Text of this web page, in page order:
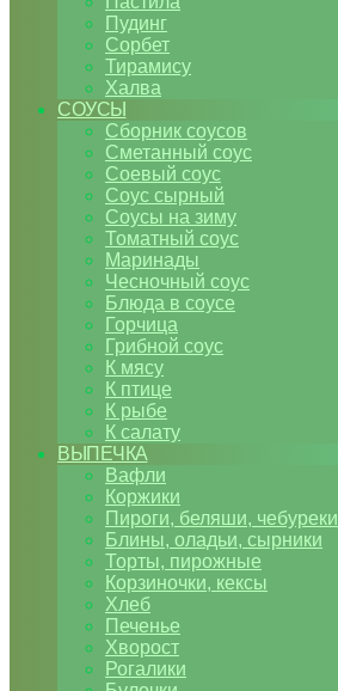
Пудинг
Сорбет
Тирамису
Халва
СОУСЫ
Сборник соусов
Сметанный соус
Соевый соус
Соус сырный
Соусы на зиму
Томатный соус
Маринады
Чесночный соус
Блюда в соусе
Горчица
Грибной соус
К мясу
К птице
К рыбе
К салату
ВЫПЕЧКА
Вафли
Коржики
Пироги, беляши, чебуреки
Блины, оладьи, сырники
Торты, пирожные
Корзиночки, кексы
Хлеб
Печенье
Хворост
Рогалики